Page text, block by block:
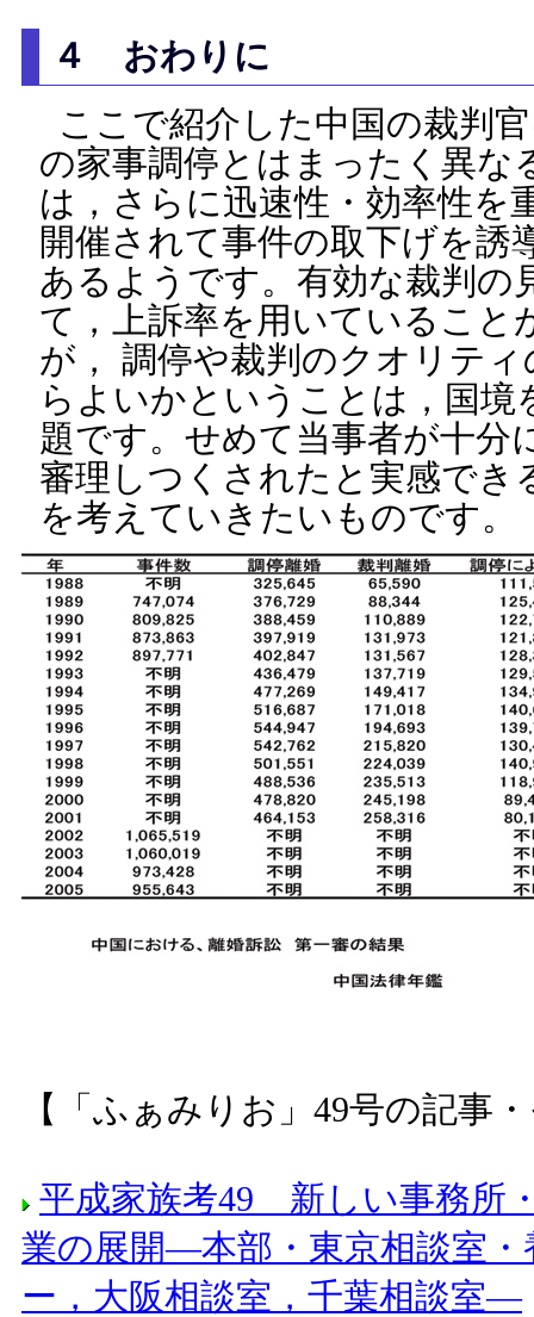
４ おわりに
ここで紹介した中国の裁判
の家事調停とはまったく異な
は，さらに迅速性・効率性を
開催されて事件の取下げを誘
あるようです。有効な裁判の
て，上訴率を用いていること
が， 調停や裁判のクオリテ
らよいかということは，国境
題です。せめて当事者が十分
審理しつくされたと実感でき
を考えていきたいものです。
【「ふぁみりお」49号の記事
平成家族考49 新しい事務所
業の展開―本部・東京相談室・
ー，大阪相談室，千葉相談室―